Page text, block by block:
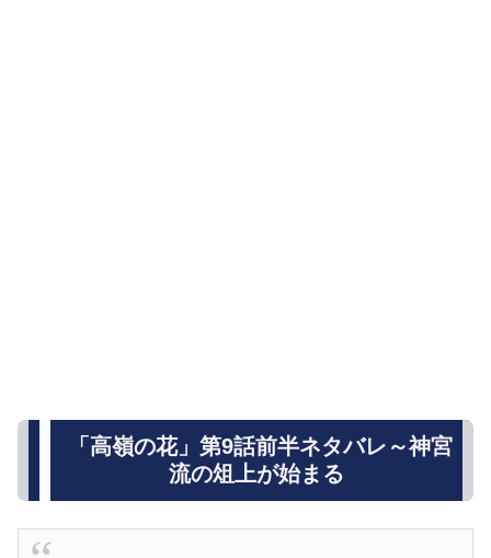
「高嶺の花」第9話前半ネタバレ～神宮
流の俎上が始まる